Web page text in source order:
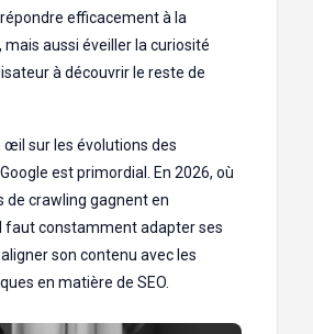
efficacement à la
mais aussi éveiller la curiosité
à découvrir le reste de
œil sur les évolutions des
est primordial. En 2026, où
de crawling gagnent en
faut constamment adapter ses
son contenu avec les
en matière de SEO.